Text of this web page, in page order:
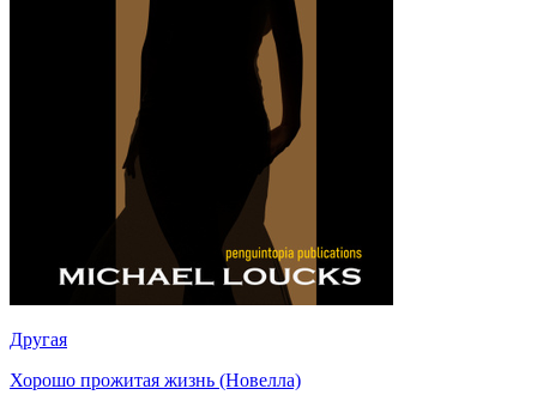
Другая
Хорошо прожитая жизнь (Новелла)